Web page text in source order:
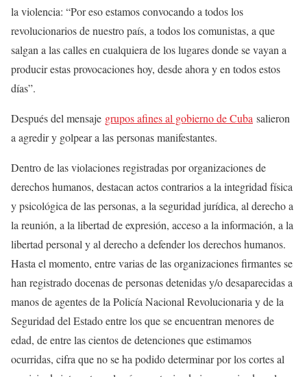
la violencia: “Por eso estamos convocando a todos los
revolucionarios de nuestro país, a todos los comunistas, a que
salgan a las calles en cualquiera de los lugares donde se vayan a
producir estas provocaciones hoy, desde ahora y en todos estos
días”.
Después del mensaje grupos afines al gobierno de Cuba salieron
a agredir y golpear a las personas manifestantes.
Dentro de las violaciones registradas por organizaciones de
derechos humanos, destacan actos contrarios a la integridad física
y psicológica de las personas, a la seguridad jurídica, al derecho a
la reunión, a la libertad de expresión, acceso a la información, a la
libertad personal y al derecho a defender los derechos humanos.
Hasta el momento, entre varias de las organizaciones firmantes se
han registrado docenas de personas detenidas y/o desaparecidas a
manos de agentes de la Policía Nacional Revolucionaria y de la
Seguridad del Estado entre los que se encuentran menores de
edad, de entre las cientos de detenciones que estimamos
ocurridas, cifra que no se ha podido determinar por los cortes al